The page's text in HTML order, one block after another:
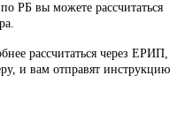
РБ вы можете рассчитаться
рассчитаться через ЕРИП,
и вам отправят инструкцию